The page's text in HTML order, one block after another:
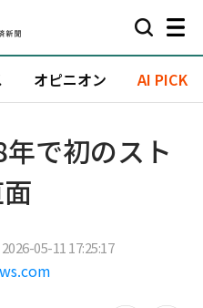
オピニオン AI PICK
で初のスト
05-11 17:25:17